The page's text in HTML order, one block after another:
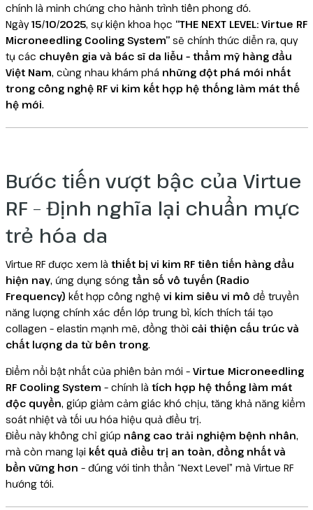
chính là minh chứng cho hành trình tiên phong đó.
Ngày15/10/2025, sự kiện khoa học “THE NEXT LEVEL: Virtue RF
Microneedling Cooling System”sẽ chính thức diễn ra, quy
tụ các chuyên gia và bác sĩ da liễu – thẩm mỹ hàng đầu
Việt Nam, cùng nhau khám phá những đột phá mới nhất
trong công nghệ RF vi kim kết hợp hệ thống làm mát thế
hệ mới.
Bước tiến vượt bậc của Virtue
RF – Định nghĩa lại chuẩn mực
trẻ hóa da
Virtue RF được xem là thiết bị vi kim RF tiên tiến hàng đầu
hiện nay, ứng dụng sóng tần số vô tuyến (Radio
Frequency) kết hợp công nghệ vi kim siêu vi mô để truyền
năng lượng chính xác đến lớp trung bì, kích thích tái tạo
collagen – elastin mạnh mẽ, đồng thời cải thiện cấu trúc và
chất lượng da từ bên trong.
Điểm nổi bật nhất của phiên bản mới – Virtue Microneedling
RF Cooling System – chính là tích hợp hệ thống làm mát
độc quyền, giúp giảm cảm giác khó chịu, tăng khả năng kiểm
soát nhiệt và tối ưu hóa hiệu quả điều trị.
Điều này không chỉ giúp nâng cao trải nghiệm bệnh nhân,
mà còn mang lại kết quả điều trị an toàn, đồng nhất và
bền vững hơn – đúng với tinh thần “Next Level” mà Virtue RF
hướng tới.